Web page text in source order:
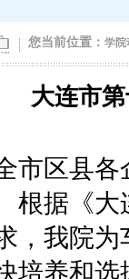
您当前位置： 学院
大连市